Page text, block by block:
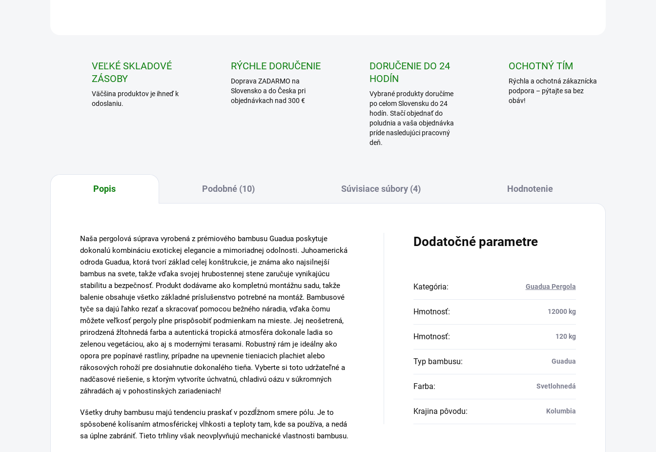
VEĽKÉ SKLADOVÉ
ZÁSOBY
Väčšina produktov je ihneď k
odoslaniu.
RÝCHLE DORUČENIE
Doprava ZADARMO na
Slovensko a do Česka pri
objednávkach nad 300 €
DORUČENIE DO 24
HODÍN
Vybrané produkty doručíme
po celom Slovensku do 24
hodín. Stačí objednať do
poludnia a vaša objednávka
príde nasledujúci pracovný
deň.
OCHOTNÝ TÍM
Rýchla a ochotná zákaznícka
podpora – pýtajte sa bez
obáv!
Popis Podobné (10) Súvisiace súbory (4) Hodnotenie
Naša pergolová súprava vyrobená z prémiového bambusu Guadua poskytuje
dokonalú kombináciu exotickej elegancie a mimoriadnej odolnosti. Juhoamerická
odroda Guadua, ktorá tvorí základ celej konštrukcie, je známa ako najsilnejší
bambus na svete, takže vďaka svojej hrubostennej stene zaručuje vynikajúcu
stabilitu a bezpečnosť. Produkt dodávame ako kompletnú montážnu sadu, takže
balenie obsahuje všetko základné príslušenstvo potrebné na montáž. Bambusové
tyče sa dajú ľahko rezať a skracovať pomocou bežného náradia, vďaka čomu
môžete veľkosť pergoly plne prispôsobiť podmienkam na mieste. Jej neošetrená,
prirodzená žltohnedá farba a autentická tropická atmosféra dokonale ladia so
zelenou vegetáciou, ako aj s modernými terasami. Robustný rám je ideálny ako
opora pre popínavé rastliny, prípadne na upevnenie tieniacich plachiet alebo
rákosových rohoží pre dosiahnutie dokonalého tieňa. Vyberte si toto udržateľné a
nadčasové riešenie, s ktorým vytvoríte úchvatnú, chladivú oázu v súkromných
záhradách aj v pohostinských zariadeniach!
Všetky druhy bambusu majú tendenciu praskať v pozdĺžnom smere pólu. Je to
spôsobené kolísaním atmosférickej vlhkosti a teploty tam, kde sa používa, a nedá
sa úplne zabrániť. Tieto trhliny však neovplyvňujú mechanické vlastnosti bambusu.
Dodatočné parametre
Kategória: Guadua Pergola
Hmotnosť: 12000 kg
Hmotnosť: 120 kg
Typ bambusu: Guadua
Farba: Svetlohnedá
Krajina pôvodu: Kolumbia